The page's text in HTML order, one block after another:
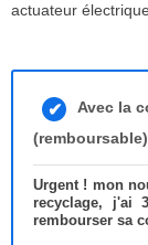
actuateur
Avec la
(remboursable)
Urgent ! mon
recyclage, j'ai
rembourser sa